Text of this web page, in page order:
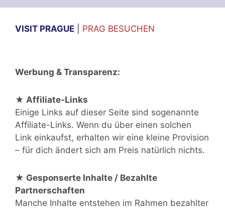
VISIT PRAGUE PRAG BESUCHEN
Werbung & Transparenz:
★ Affiliate-Links
Einige Links auf dieser Seite sind sogenannte
Affiliate-Links. Wenn du über einen solchen
Link einkaufst, erhalten wir eine kleine Provision
– für dich ändert sich am Preis natürlich nichts.
★ Gesponserte Inhalte / Bezahlte
Partnerschaften
Manche Inhalte entstehen im Rahmen bezahlter